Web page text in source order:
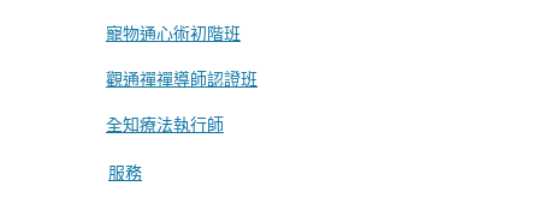
寵物通心術初階班
觀通禪禪導師認證班
全知療法執行師
服務